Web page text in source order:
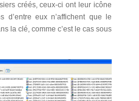
créés, ceux-ci ont leur icône
d’entre eux n’affichent que le
la clé, comme c’est le cas sous